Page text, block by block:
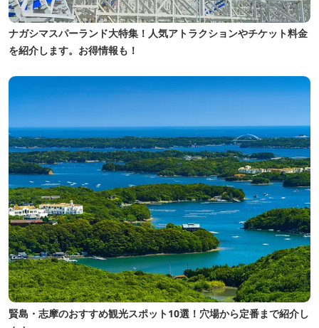
ナガシマスパーランド大特集！人気アトラクションやチケット料金
を紹介します。お得情報も！
賢島・志摩のおすすめ観光スポット10選！穴場から定番まで紹介し